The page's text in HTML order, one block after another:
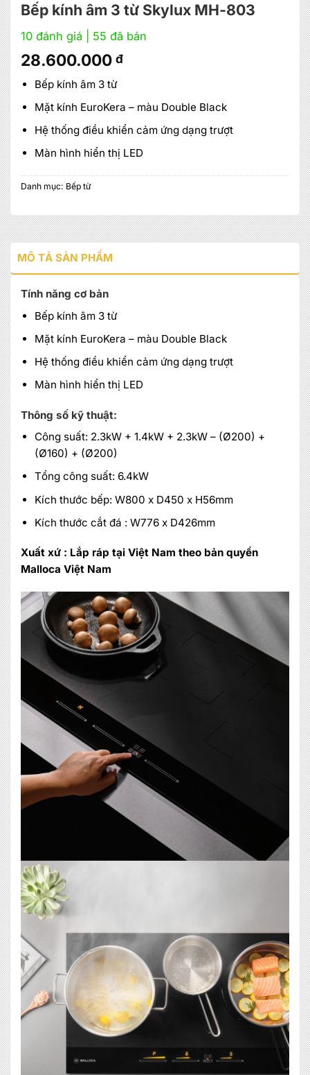
MIỄN PHÍ THIẾT KẾ 3D, ĐO ĐẠC
ĐĂNG KÝ NGAY
×
Bếp kính âm 3 từ Skylux MH-803
10 đánh giá | 55 đã bán
28.600.000 đ
Bếp kính âm 3 từ
Mặt kính EuroKera – màu Double Black
Hệ thống điều khiển cảm ứng dạng trượt
Màn hình hiển thị LED
Danh mục: Bếp từ
MÔ TẢ SẢN PHẨM
Tính năng cơ bản
Bếp kính âm 3 từ
Mặt kính EuroKera – màu Double Black
Hệ thống điều khiển cảm ứng dạng trượt
Màn hình hiển thị LED
Thông số kỹ thuật:
Công suất: 2.3kW + 1.4kW + 2.3kW – (Ø200) +
(Ø160) + (Ø200)
Tổng công suất: 6.4kW
Kích thước bếp: W800 x D450 x H56mm
Kích thước cắt đá : W776 x D426mm
Xuất xứ : Lắp ráp tại Việt Nam theo bản quyền
Malloca Việt Nam